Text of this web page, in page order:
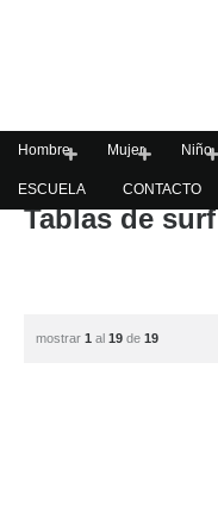
Hombre Mujer Niño
ESCUELA CONTACTO
Tablas de surf
mostrar 1 al 19 de 19